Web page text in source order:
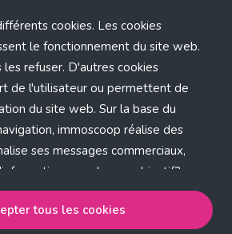
cookies. Les cookies
le fonctionnement du site web.
les refuser. D'autres cookies
de l'utilisateur ou permettent de
du site web. Sur la base du
immoscoop réalise des
ses messages commerciaux,
sur chaque objectif?
des cookies par objectif'.
tous les cookies
side exception has occurred (see the
information)